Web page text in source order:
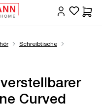
Schreibtische
Curved